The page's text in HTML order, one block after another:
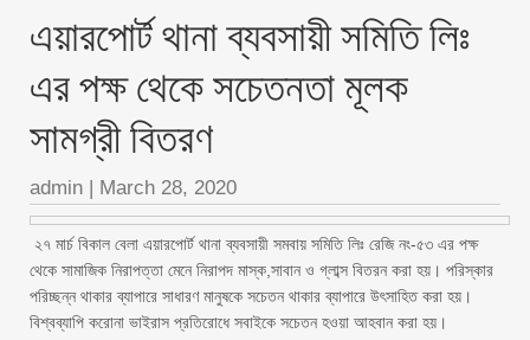
এয়ারপোর্ট থানা ব্যবসায়ী সমিতি লিঃ
এর পক্ষ থেকে সচেতনতা মূলক
সামগ্রী বিতরণ
admin | March 28, 2020
২৭ মার্চ বিকাল বেলা এয়ারপোর্ট থানা ব্যবসায়ী সমবায় সমিতি লিঃ রেজি নং-৫৩ এর পক্ষ
থেকে সামাজিক নিরাপত্তা মেনে নিরাপদ মাস্ক,সাবান ও গ্লাব্স বিতরন করা হয়। পরিস্কার
পরিচ্ছন্ন থাকার ব্যাপারে সাধারণ মানুষকে সচেতন থাকার ব্যাপারে উৎসাহিত করা হয়।
বিশ্বব্যাপি করোনা ভাইরাস প্রতিরোধে সবাইকে সচেতন হওয়া আহবান করা হয়।